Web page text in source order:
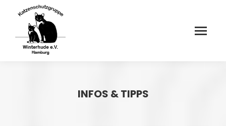
INFOS & TIPPS